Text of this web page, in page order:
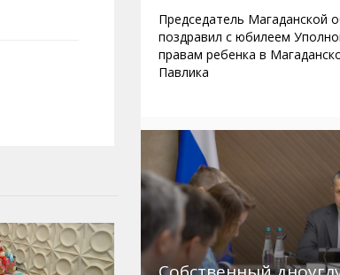
Председатель Магаданской
поздравил с юбилеем
правам ребенка в
Павлика